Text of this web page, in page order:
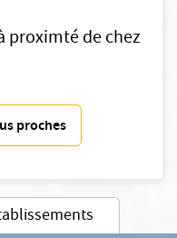
proximté de chez
proches